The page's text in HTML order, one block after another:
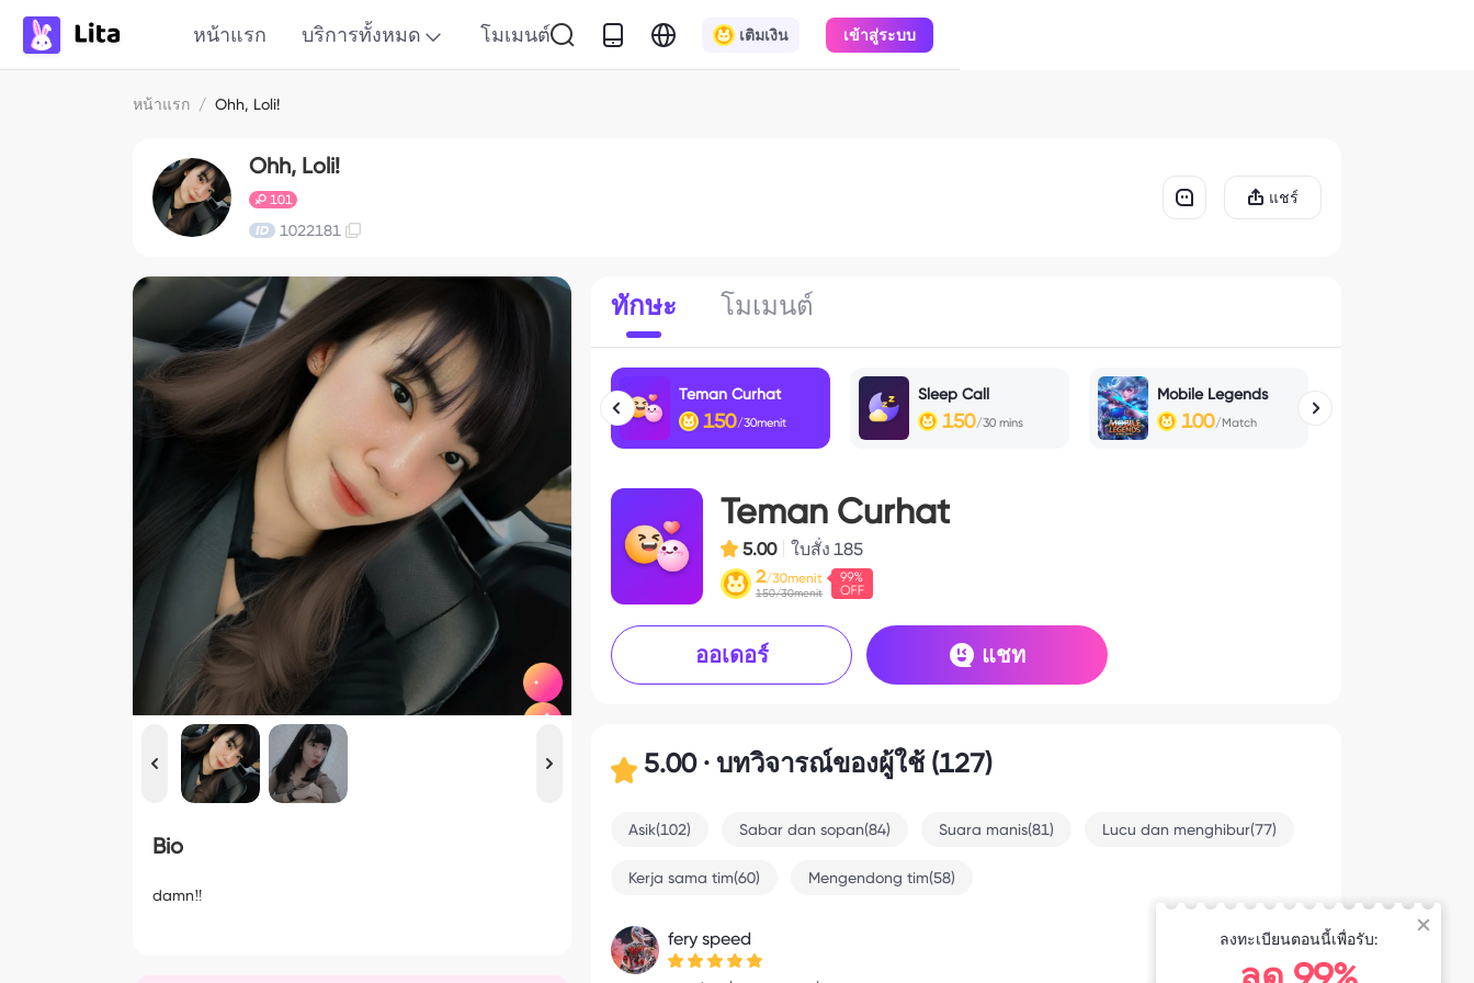
หน้าแรก บริการทั้งหมด โมเมนต์ เติมเงิน เข้าสู่ระบบ
หน้าแรก / Ohh, Loli!
Ohh, Loli!
101
1022181
แชร์
Bio
damn‼️
ทักษะ โมเมนต์
Teman Curhat
150/30menit
Sleep Call
150/30 mins
Mobile Legends
100/Match
Teman Curhat
5.00 ใบสั่ง 185
2/30menit
150/30menit
ออเดอร์ แชท
5.00 · บทวิจารณ์ของผู้ใช้ (127)
Asik(102) Sabar dan sopan(84) Suara manis(81) Lucu dan menghibur(77)
Kerja sama tim(60) Mengendong tim(58)
fery speed 2025-10-26 12:24
ลงทะเบียนตอนนี้เพื่อรับ: